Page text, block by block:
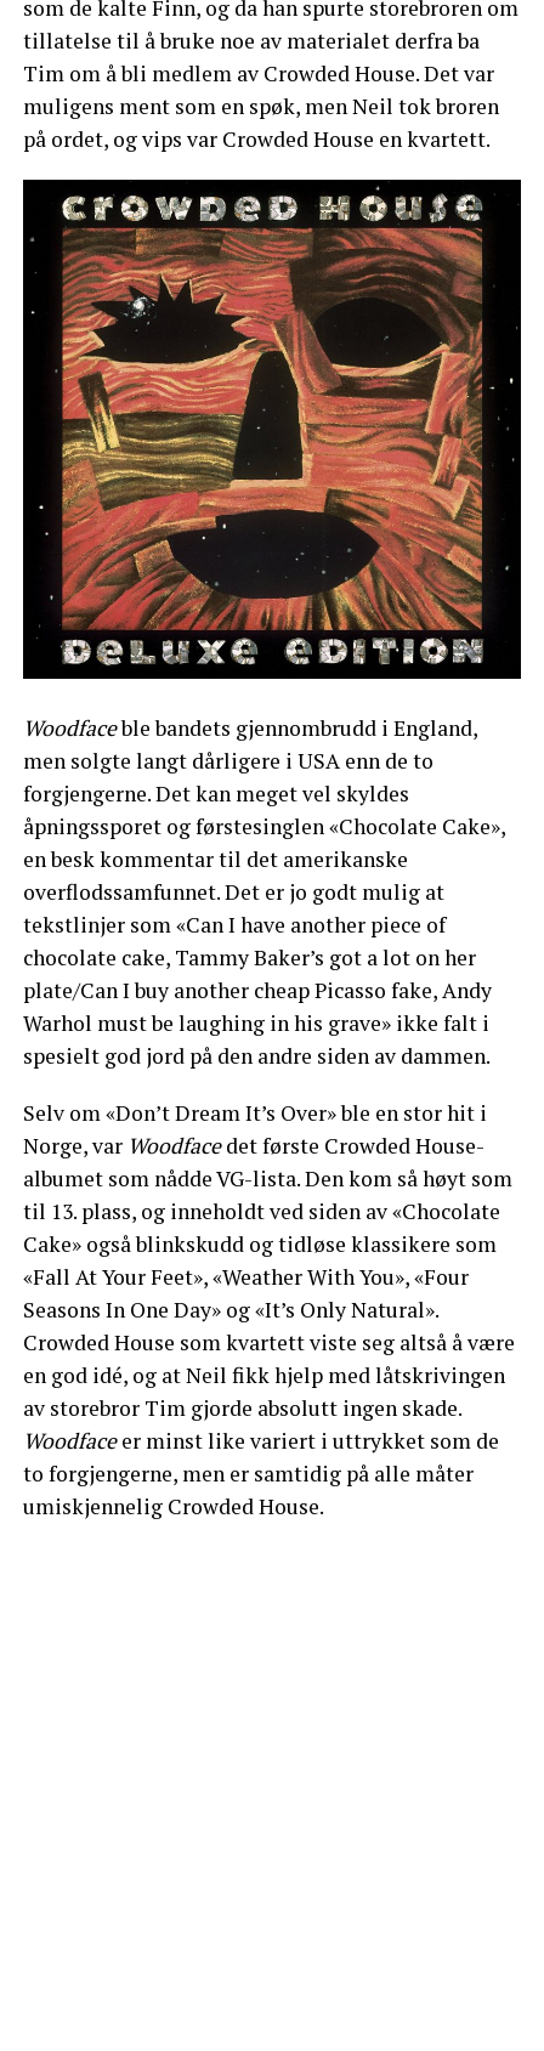
som de kalte Finn, og da han spurte storebroren om
tillatelse til å bruke noe av materialet derfra ba
Tim om å bli medlem av Crowded House. Det var
muligens ment som en spøk, men Neil tok broren
på ordet, og vips var Crowded House en kvartett.
Woodfaceble bandets gjennombrudd i England,
men solgte langt dårligere i USA enn de to
forgjengerne. Det kan meget vel skyldes
åpningssporet og førstesinglen «Chocolate Cake»,
en besk kommentar til det amerikanske
overflodssamfunnet. Det er jo godt mulig at
tekstlinjer som «Can I have another piece of
chocolate cake, Tammy Baker’s got a lot on her
plate/Can I buy another cheap Picasso fake, Andy
Warhol must be laughing in his grave» ikke falt i
spesielt god jord på den andre siden av dammen.
Selv om «Don’t Dream It’s Over» ble en stor hit i
Norge, var Woodfacedet første Crowded House-
albumet som nådde VG-lista. Den kom så høyt som
til 13. plass, og inneholdt ved siden av «Chocolate
Cake» også blinkskudd og tidløse klassikere som
«Fall At Your Feet», «Weather With You», «Four
Seasons In One Day» og «It’s Only Natural».
Crowded House som kvartett viste seg altså å være
en god idé, og at Neil fikk hjelp med låtskrivingen
av storebror Tim gjorde absolutt ingen skade.
Woodfaceer minst like variert i uttrykket som de
to forgjengerne, men er samtidig på alle måter
umiskjennelig Crowded House.